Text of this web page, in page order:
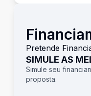
Pretende
SIMULE AS
Simule seu
proposta.